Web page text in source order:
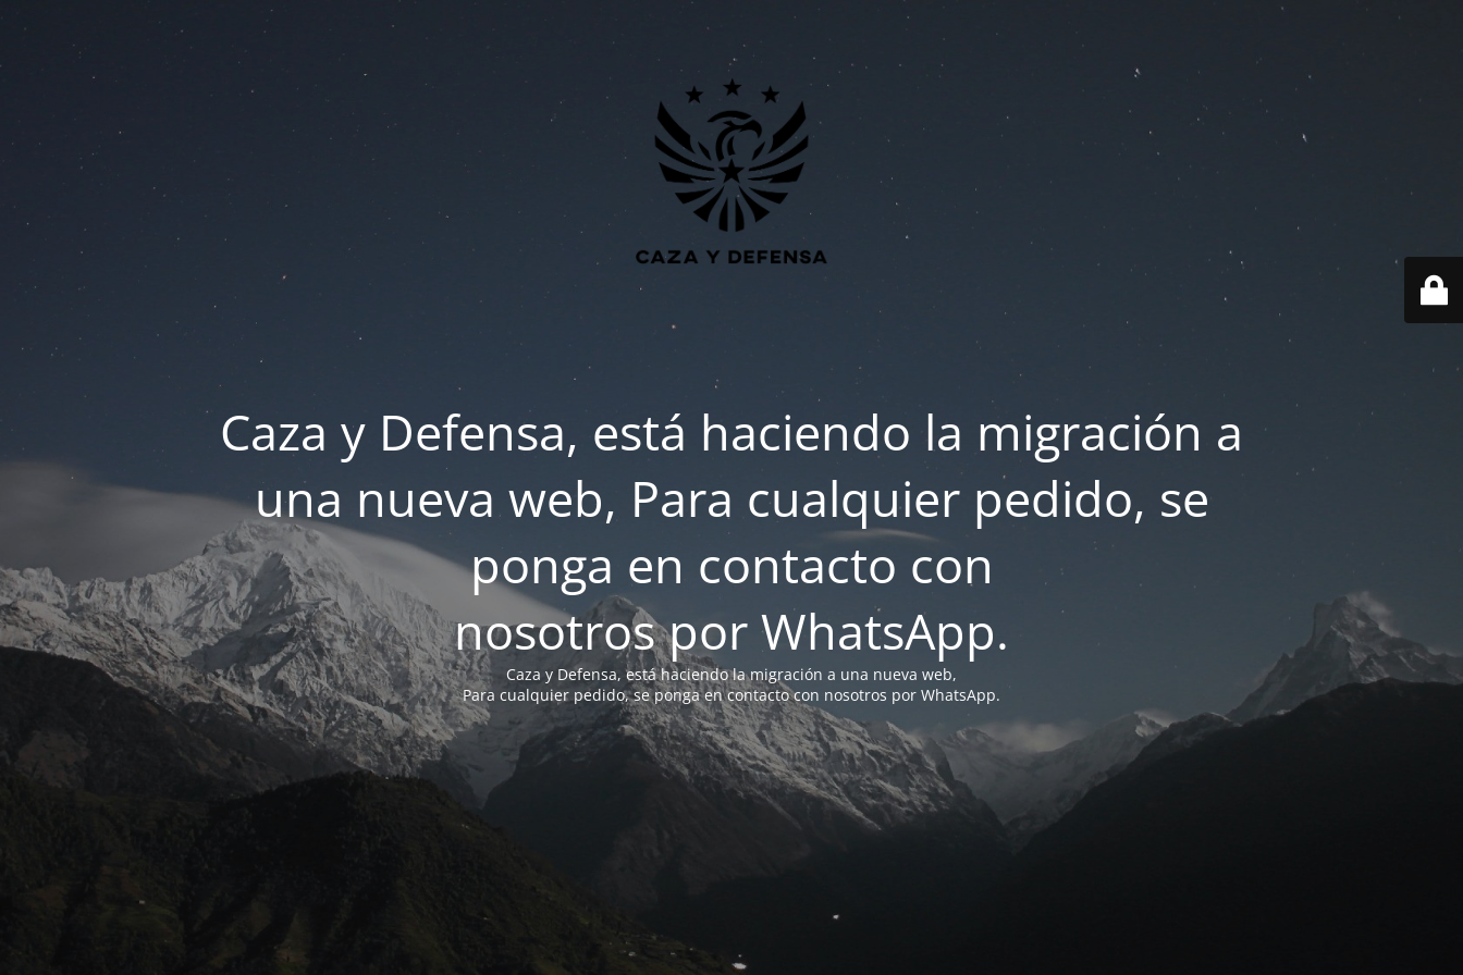
Caza y Defensa, está haciendo la migración a
una nueva web, Para cualquier pedido, se
ponga en contacto con
nosotros por WhatsApp.
Caza y Defensa, está haciendo la migración a una nueva web,
Para cualquier pedido, se ponga en contacto con nosotros por WhatsApp.